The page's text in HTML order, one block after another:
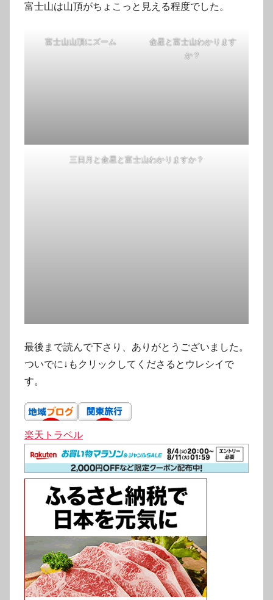
富士山は山頂がちょこっと見える程度でした。
富士山山頂にズーム
金星と富士山わかります
か？
三日月と金星と富士山わかりますか？
最後まで読んで下さり、ありがとうございました。
ついでに↓もクリックしてくださるとウレシイで
す。
楽天トラベル